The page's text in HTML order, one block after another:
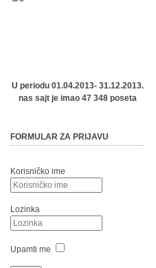
U periodu 01.04.2013- 31.12.2013.
nas sajt je imao 47 348 poseta
FORMULAR ZA PRIJAVU
Korisničko ime
Lozinka
Upamti me